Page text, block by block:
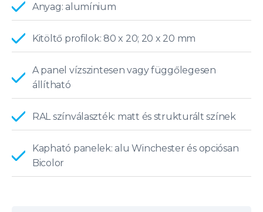
Anyag: alumínium
Kitöltő profilok: 80 x 20; 20 x 20 mm
A panel vízszintesen vagy függőlegesen
állítható
RAL színválaszték: matt és strukturált színek
Kapható panelek: alu Winchester és opciósan
Bicolor